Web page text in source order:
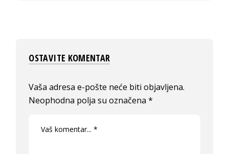
OSTAVITE KOMENTAR
Vaša adresa e-pošte neće biti objavljena.
Neophodna polja su označena*